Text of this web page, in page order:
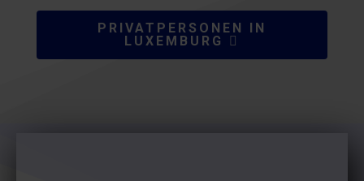
PRIVATPERSONEN IN
LUXEMBURG